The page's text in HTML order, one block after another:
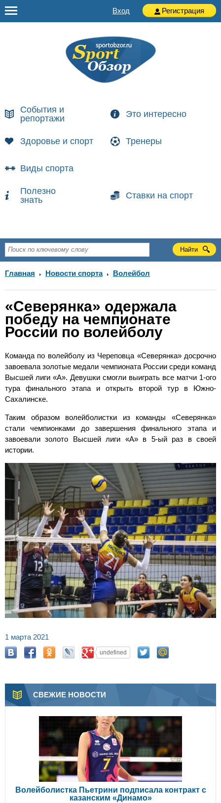
Вход Регистрация
События и
репортажи
Это интересно
Здоровье и спорт Тренеры
Виды спорта
Полезно
знать
Ставки на спорт
Главная Новости спорта Волейбол
«Северянка» одержала
победу на чемпионате
России по волейболу
Команда по волейболу из Череповца «Северянка» досрочно
завоевала золотые медали чемпионата России среди команд
Высшей лиги «А». Девушки смогли выиграть все матчи 1-ого
тура финального этапа и открыть второй тур в Южно-
Сахалинске.
Таким образом волейболистки из команды «Северянка»
стали чемпионками до завершения финального этапа и
завоевали золото Высшей лиги «А» в 5-ый раз в своей
истории.
1 марта 2021
undefined
СВЕЖИЕ НОВОСТИ
Волейболистка Пьетрини подписала контракт с
казанским «Динамо»